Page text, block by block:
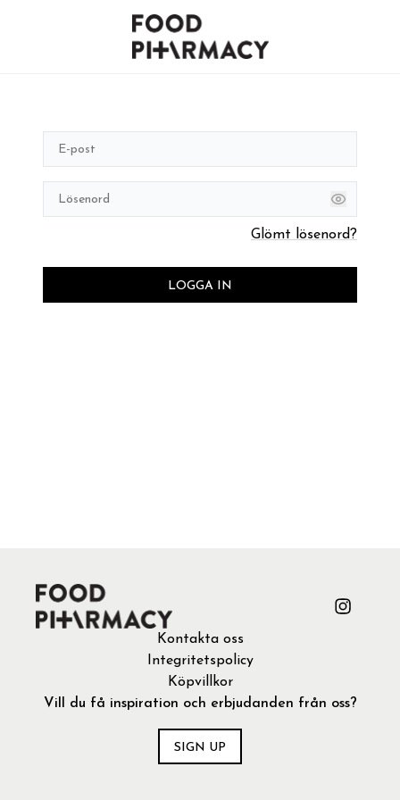
Glömt lösenord?
LOGGA IN
Kontakta oss
Integritetspolicy
Köpvillkor
Vill du få inspiration och erbjudanden från oss?
SIGN UP